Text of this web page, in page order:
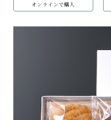
オンラインで購入